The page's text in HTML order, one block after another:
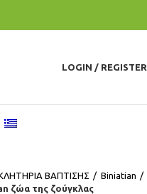
LOGIN / REGISTER
ΒΑΠΤΙΣΗΣ
Βiniatian
ζώα της ζούγκλας